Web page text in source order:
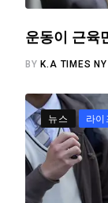
운동이 근육
BY K.A TIMES NY
뉴스 라